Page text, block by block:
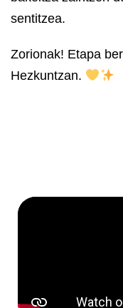
sentitzea.
Zorionak! Etapa
Hezkuntzan.